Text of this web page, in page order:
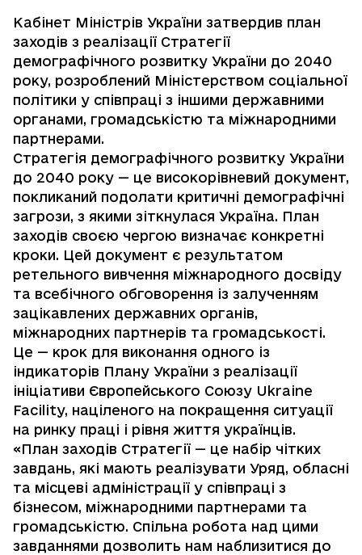
Кабінет Міністрів України затвердив план
заходів з реалізації Стратегії
демографічного розвитку України до 2040
року, розроблений Міністерством соціальної
політики у співпраці з іншими державними
органами, громадськістю та міжнародними
партнерами.
Стратегія демографічного розвитку України
до 2040 року — це високорівневий документ,
покликаний подолати критичні демографічні
загрози, з якими зіткнулася Україна. План
заходів своєю чергою визначає конкретні
кроки. Цей документ є результатом
ретельного вивчення міжнародного досвіду
та всебічного обговорення із залученням
зацікавлених державних органів,
міжнародних партнерів та громадськості.
Це — крок для виконання одного із
індикаторів Плану України з реалізації
ініціативи Європейського Союзу Ukraine
Facility, націленого на покращення ситуації
на ринку праці і рівня життя українців.
«План заходів Стратегії — це набір чітких
завдань, які мають реалізувати Уряд, обласні
та місцеві адміністрації у співпраці з
бізнесом, міжнародними партнерами та
громадськістю. Спільна робота над цими
завданнями дозволить нам наблизитися до